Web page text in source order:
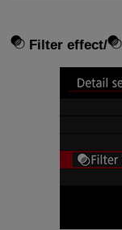
Filter effect/